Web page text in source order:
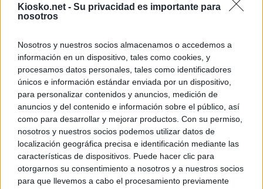
Kiosko.net - Su privacidad es importante para
nosotros
Nosotros y nuestros socios almacenamos o accedemos a
información en un dispositivo, tales como cookies, y
procesamos datos personales, tales como identificadores
únicos e información estándar enviada por un dispositivo,
para personalizar contenidos y anuncios, medición de
anuncios y del contenido e información sobre el público, así
como para desarrollar y mejorar productos. Con su permiso,
nosotros y nuestros socios podemos utilizar datos de
localización geográfica precisa e identificación mediante las
características de dispositivos. Puede hacer clic para
otorgarnos su consentimiento a nosotros y a nuestros socios
para que llevemos a cabo el procesamiento previamente